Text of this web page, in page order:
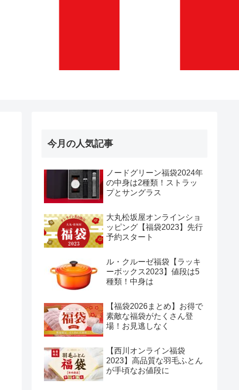
今月の人気記事
ノードグリーン福袋2024年
の中身は2種類！ストラッ
プとサングラス
大丸松坂屋オンラインショ
ッピング【福袋2023】先行
予約スタート
ル・クルーゼ福袋【ラッキ
ーボックス2023】値段は5
種類！中身は
【福袋2026まとめ】お得で
素敵な福袋がたくさん登
場！お見逃しなく
【西川オンライン福袋
2023】高品質な羽毛ふとん
が手頃なお値段に